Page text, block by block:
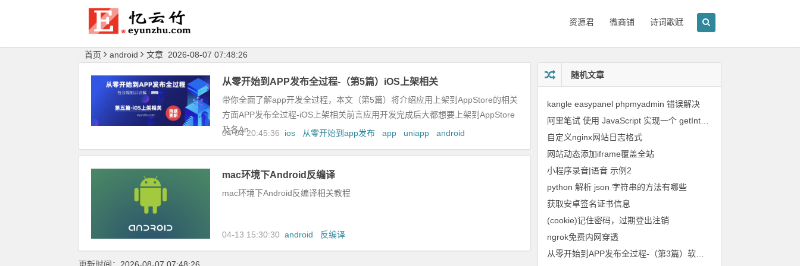
资源君 微商铺 诗词歌赋
首页 android 文章 2026-08-07 07:48:26
从零 开始到APP发布全过程-（第5篇）iOS上架相关
带你全面了解app开发全过程，本文（第5篇）将介绍应用上架到AppStore的相关
方面APP发布全过程-iOS上架相关前言应用开发完成后大都想要上架到AppStore
及各An
04-04 20:45:36 ios 从零开始到app发布 app uniapp android
mac环境下Android反编译
mac环境下Android反编译相关教程
04-13 15:30:30 android 反编译
随机文章
kangle easypanel phpmyadmin 错误解决
自定义nginx网站日志格式
网站动态添加iframe覆盖全站
小程序录音|语音 示例2
python 解析 json 字符串的方法有哪些
获取安卓签名证书信息
(cookie)记住密码，过期登出注销
ngrok免费内网穿透